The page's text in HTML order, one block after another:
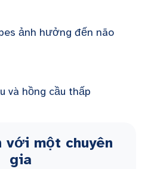
ảnh hưởng đến não
và hồng cầu thấp
với một chuyên
gia